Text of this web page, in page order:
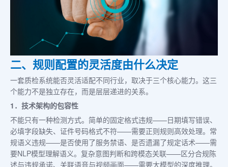
二、规则配置的灵活度由什么决定
一套质检系统能否灵活适配不同行业，取决于三个核心能力。这三
个能力不是独立存在，而是层层递进的关系。
1．技术架构的包容性
不能只有一种检测方式。简单的固定格式违规——日期填写错误、
必填字段缺失、证件号码格式不符——需要正则规则高效处理。常
规语义违规——是否使用了服务禁语、是否遗漏了规定话术——需
要NLP模型理解语义。复杂意图判断和跨模态关联——区分合规陈
述与违规承诺、关联语音与视频画面——需要大模型的深度推理。